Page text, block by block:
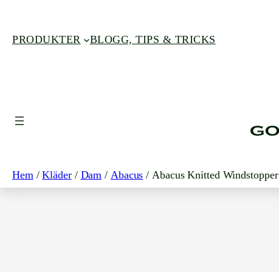
innehåll
PRODUKTER BLOGG, TIPS & TRICKS
Hem/Kläder/ Dam / Abacus / Abacus Knitted Windstopper